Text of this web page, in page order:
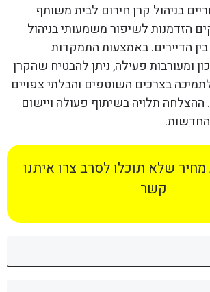
בניהול קרן חירום לבית משותף
מספקים הזדמנות לשיפור משמעותי בניהול
הדיירים. באמצעות התמקדות
ומעורבות פעילה, ניתן להבטיח שהקרן
בצרכים השוטפים והבלתי צפויים
תלויה בשיתוף פעולה ויישום
שלא תוכלו לסרב צרו איתנו
קשר